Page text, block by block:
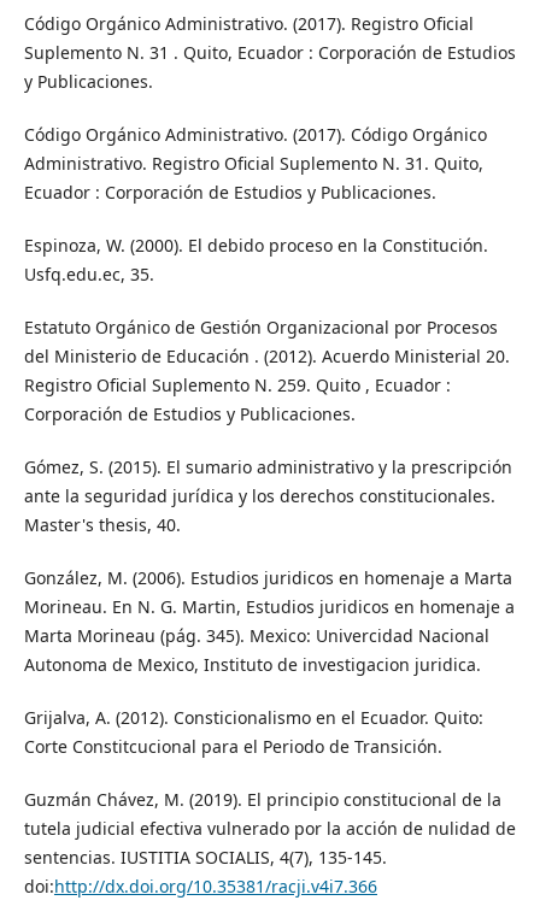
Código Orgánico Administrativo. (2017). Registro Oficial
Suplemento N. 31 . Quito, Ecuador : Corporación de Estudios
y Publicaciones.
Código Orgánico Administrativo. (2017). Código Orgánico
Administrativo. Registro Oficial Suplemento N. 31. Quito,
Ecuador : Corporación de Estudios y Publicaciones.
Espinoza, W. (2000). El debido proceso en la Constitución.
Usfq.edu.ec, 35.
Estatuto Orgánico de Gestión Organizacional por Procesos
del Ministerio de Educación . (2012). Acuerdo Ministerial 20.
Registro Oficial Suplemento N. 259. Quito , Ecuador :
Corporación de Estudios y Publicaciones.
Gómez, S. (2015). El sumario administrativo y la prescripción
ante la seguridad jurídica y los derechos constitucionales.
Master's thesis, 40.
González, M. (2006). Estudios juridicos en homenaje a Marta
Morineau. En N. G. Martin, Estudios juridicos en homenaje a
Marta Morineau (pág. 345). Mexico: Univercidad Nacional
Autonoma de Mexico, Instituto de investigacion juridica.
Grijalva, A. (2012). Consticionalismo en el Ecuador. Quito:
Corte Constitcucional para el Periodo de Transición.
Guzmán Chávez, M. (2019). El principio constitucional de la
tutela judicial efectiva vulnerado por la acción de nulidad de
sentencias. IUSTITIA SOCIALIS, 4(7), 135-145.
doi:http://dx.doi.org/10.35381/racji.v4i7.366